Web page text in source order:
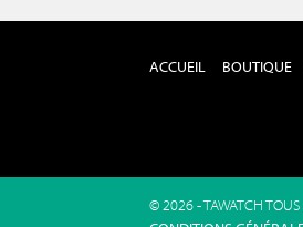
ACCUEIL BOUTIQUE
© 2026 - TAWATCH TOUS